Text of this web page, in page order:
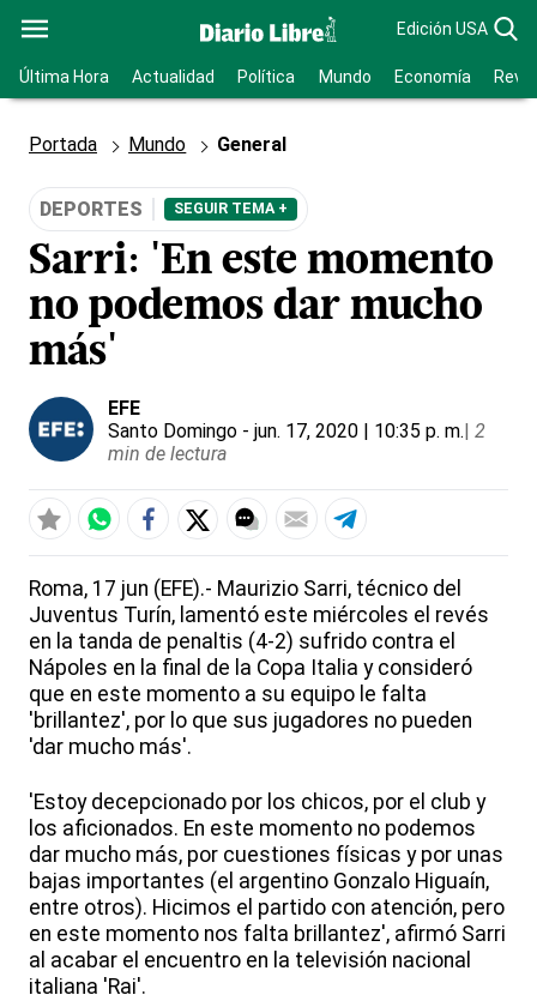
Edición USA
Última Hora Actualidad Política Mundo Economía
Portada Mundo General
DEPORTES SEGUIR TEMA +
Sarri: 'En este momento
no podemos dar mucho
más'
EFE
Santo Domingo - jun. 17, 2020 | 10:35 p. m.| 2
min de lectura
Roma, 17 jun (EFE).- Maurizio Sarri, técnico del
Juventus Turín, lamentó este miércoles el revés
en la tanda de penaltis (4-2) sufrido contra el
Nápoles en la final de la Copa Italia y consideró
que en este momento a su equipo le falta
'brillantez', por lo que sus jugadores no pueden
'dar mucho más'.
'Estoy decepcionado por los chicos, por el club y
los aficionados. En este momento no podemos
dar mucho más, por cuestiones físicas y por unas
bajas importantes (el argentino Gonzalo Higuaín,
entre otros). Hicimos el partido con atención, pero
en este momento nos falta brillantez', afirmó Sarri
al acabar el encuentro en la televisión nacional
italiana 'Rai'.